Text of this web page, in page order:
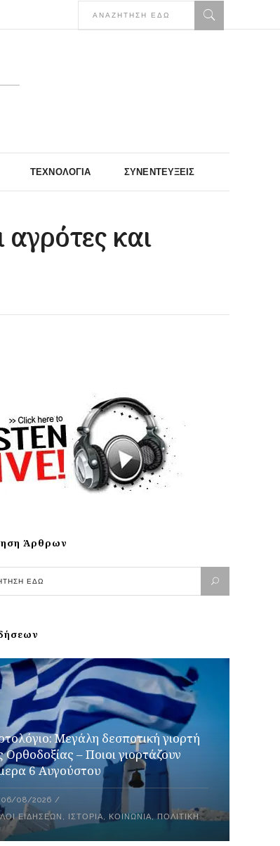
ΤΕΧΝΟΛΟΓΊΑ ΣΥΝΕΝΤΕΎΞΕΙΣ
και
Άρθρων
Μεγάλη δεσποτική γιορτή
Ορθοδοξίας – Ποιοι γιορτάζουν
6 Αυγούστου
06/08/2026
ΕΙΔΉΣΕΩΝ , ΙΣΤΟΡΊΑ, ΚΟΙΝΩΝΊΑ,ΠΟΛΙΤΙΚΉ